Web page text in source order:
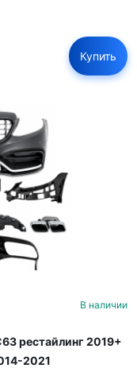
Купить
В наличии
рестайлинг 2019+
2021